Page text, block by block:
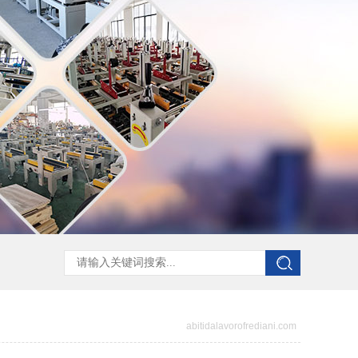
abitidalavorofrediani.com